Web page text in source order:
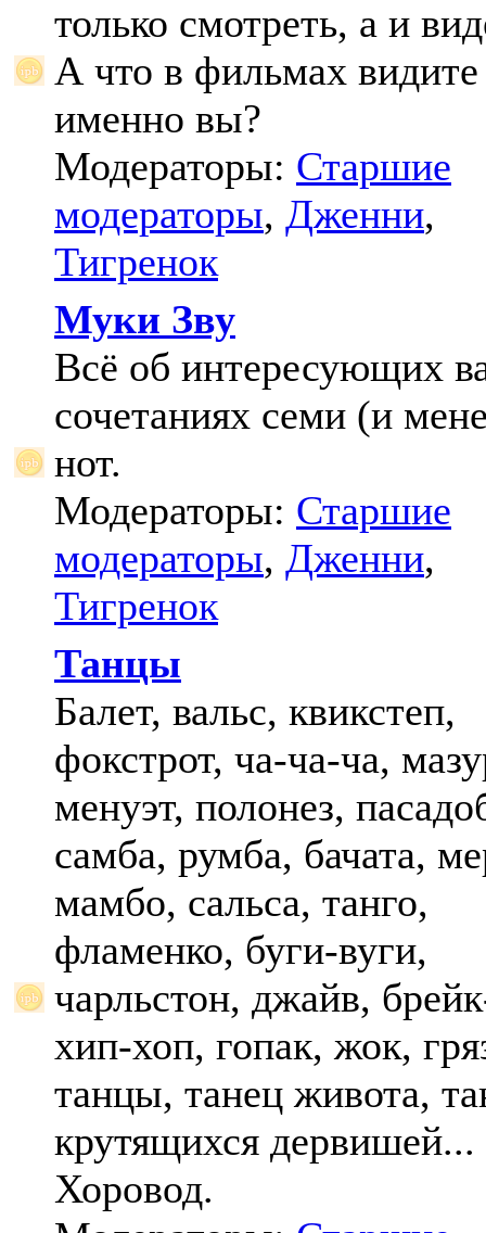
только смотреть, а и
А что в фильмах видите
именно вы?
Модераторы: Старшие
модераторы, Дженни,
Тигренок
Муки Зву
Всё об интересующих
сочетаниях семи (и
нот.
Модераторы: Старшие
модераторы, Дженни,
Тигренок
Танцы
Балет, вальс, квикстеп,
фокстрот, ча-ча-ча,
менуэт, полонез,
самба, румба, бачата,
мамбо, сальса, танго,
фламенко, буги-вуги,
чарльстон, джайв,
хип-хоп, гопак, жок,
танцы, танец живота,
крутящихся дервишей...
Хоровод.